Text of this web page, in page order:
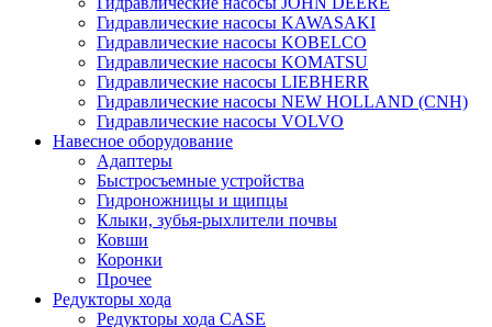
Гидравлические насосы KAWASAKI
Гидравлические насосы KOBELCO
Гидравлические насосы KOMATSU
Гидравлические насосы LIEBHERR
Гидравлические насосы NEW HOLLAND (CNH)
Гидравлические насосы VOLVO
Навесное оборудование
Адаптеры
Быстросъемные устройства
Гидроножницы и щипцы
Клыки, зубья-рыхлители почвы
Ковши
Коронки
Прочее
Редукторы хода
Редукторы хода CASE